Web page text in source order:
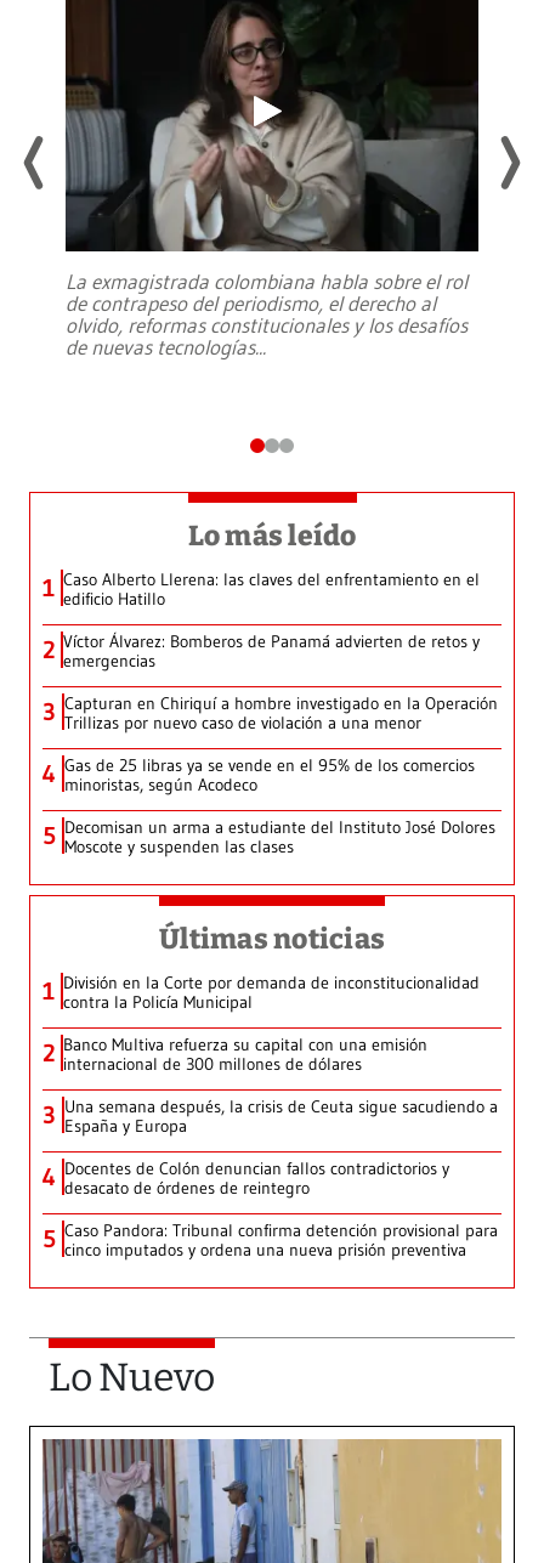
La exmagistrada colombiana habla sobre el rol
de contrapeso del periodismo, el derecho al
olvido, reformas constitucionales y los desafíos
de nuevas tecnologías...
Lo más leído
1 Caso Alberto Llerena: las claves del enfrentamiento en el
edificio Hatillo
2 Víctor Álvarez: Bomberos de Panamá advierten de retos y
emergencias
3 Capturan en Chiriquí a hombre investigado en la Operación
Trillizas por nuevo caso de violación a una menor
4 Gas de 25 libras ya se vende en el 95% de los comercios
minoristas, según Acodeco
5 Decomisan un arma a estudiante del Instituto José Dolores
Moscote y suspenden las clases
Últimas noticias
1 División en la Corte por demanda de inconstitucionalidad
contra la Policía Municipal
2 Banco Multiva refuerza su capital con una emisión
internacional de 300 millones de dólares
3 Una semana después, la crisis de Ceuta sigue sacudiendo a
España y Europa
4 Docentes de Colón denuncian fallos contradictorios y
desacato de órdenes de reintegro
5 Caso Pandora: Tribunal confirma detención provisional para
cinco imputados y ordena una nueva prisión preventiva
Lo Nuevo